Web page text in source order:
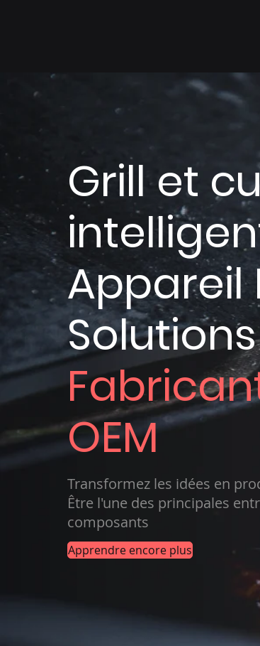
Grill et
Appareil
Solutions
OEM
Transformez les idées en
Être l'une des principales
composants
Apprendre encore plus